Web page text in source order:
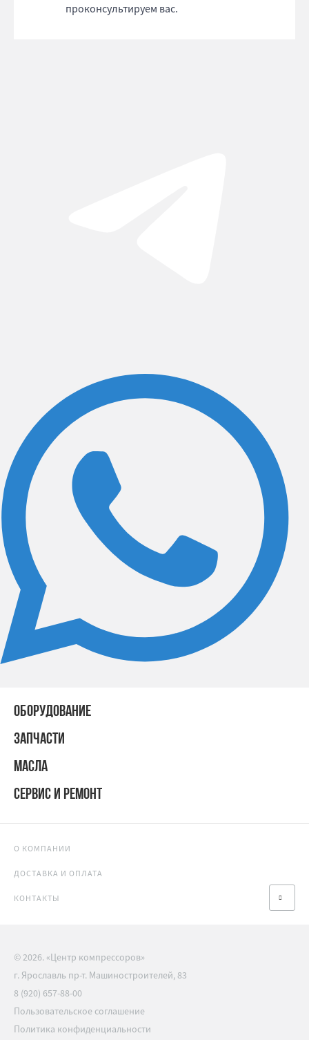
проконсультируем вас.
ОБОРУДОВАНИЕ
ЗАПЧАСТИ
МАСЛА
СЕРВИС И РЕМОНТ
О КОМПАНИИ
ДОСТАВКА И ОПЛАТА
КОНТАКТЫ
© 2026. «Центр компрессоров»
г. Ярославль пр-т. Машиностроителей, 83
8 (920) 657-88-00
Пользовательское соглашение
Политика конфиденциальности